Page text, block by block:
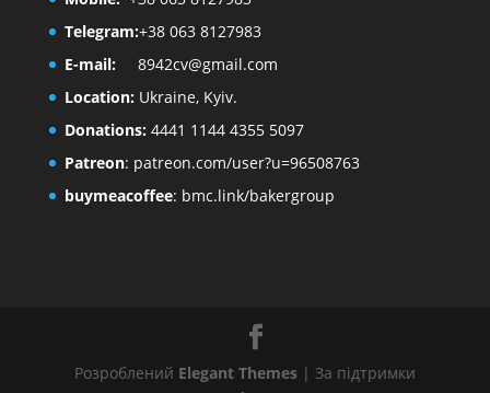
Telegram:+38 063 8127983
E-mail:
8942cv@gmail.com
Location:Ukraine, Kyiv.
Donations:4441 1144 4355 5097
Patreon: patreon.com/user?u=96508763
buymeacoffee: bmc.link/bakergroup
Розроблений Elegant Themes| За підтримки